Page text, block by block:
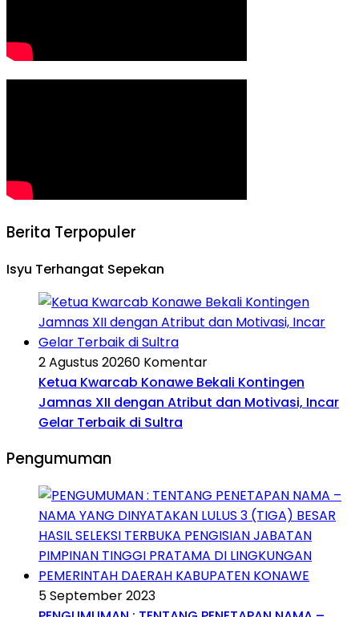
Berita Terpopuler
Isyu Terhangat Sepekan
2 Agustus 20260 Komentar
Ketua Kwarcab Konawe Bekali Kontingen
Jamnas XII dengan Atribut dan Motivasi, Incar
Gelar Terbaik di Sultra
Pengumuman
5 September 2023